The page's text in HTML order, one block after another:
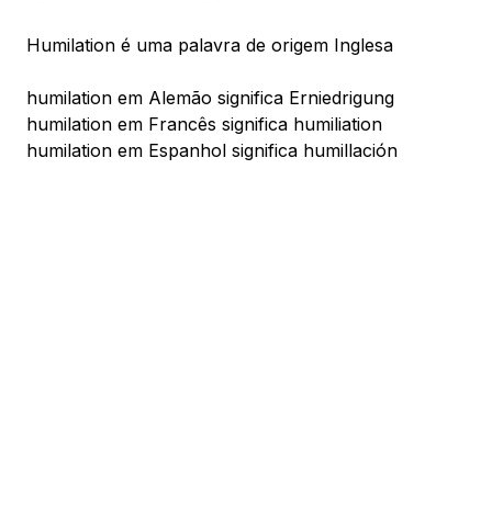
Humilation é uma palavra de origem Inglesa
humilation em Alemão significa Erniedrigung
humilation em Francês significa humiliation
humilation em Espanhol significa humillación